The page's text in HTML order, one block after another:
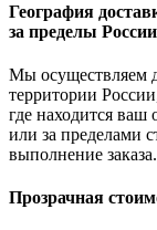
География
за пределы России
Мы осуществляем
территории
где находится
или за пределами
выполнение заказа.
Прозрачная